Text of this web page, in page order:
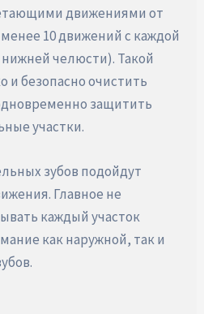
движениями от
10 движений с каждой
челюсти). Такой
и безопасно очистить
защитить
участки.
зубов подойдут
Главное не
каждый участок
как наружной, так и